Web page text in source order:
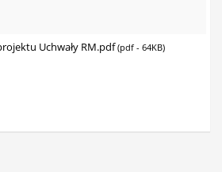
Uchwały RM.pdf(pdf - 64KB)